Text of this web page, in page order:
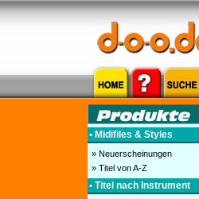
• Midifiles & Styles
» Neuerscheinungen
» Titel von A-Z
• Titel nach Instrument